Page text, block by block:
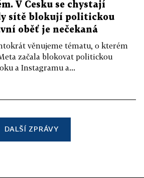
V Česku se chystají
sítě blokují politickou
oběť je nečekaná
věnujeme tématu, o kterém
začala blokovat politickou
a Instagramu a...
DALŠÍ ZPRÁVY